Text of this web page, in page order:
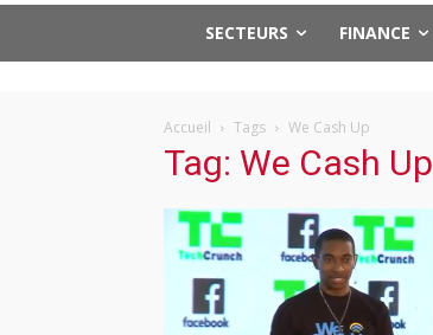
SECTEURS FINANCE
Accueil Tags We Cash Up
Tag: We Cash Up